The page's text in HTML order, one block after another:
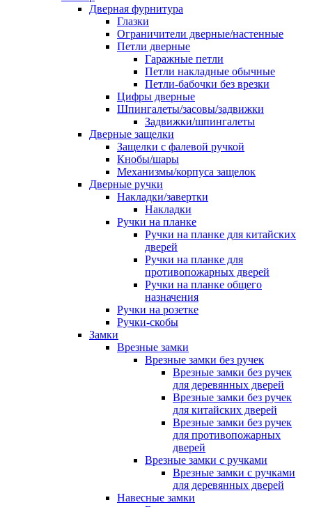
Дверная фурнитура
Глазки
Ограничители дверные/настенные
Петли дверные
Гаражные петли
Петли накладные обычные
Петли-бабочки без врезки
Цифры дверные
Шпингалеты/засовы/задвижки
Задвижки/шпингалеты
Дверные защелки
Защелки с фалевой ручкой
Кнобы/шары
Механизмы/корпуса защелок
Дверные ручки
Накладки/завертки
Накладки
Ручки на планке
Ручки на планке для китайских
дверей
Ручки на планке для
противопожарных дверей
Ручки на планке общего
назначения
Ручки на розетке
Ручки-скобы
Замки
Врезные замки
Врезные замки без ручек
Врезные замки без ручек
для деревянных дверей
Врезные замки без ручек
для китайских дверей
Врезные замки без ручек
для противопожарных
дверей
Врезные замки с ручками
Врезные замки с ручками
для деревянных дверей
Навесные замки